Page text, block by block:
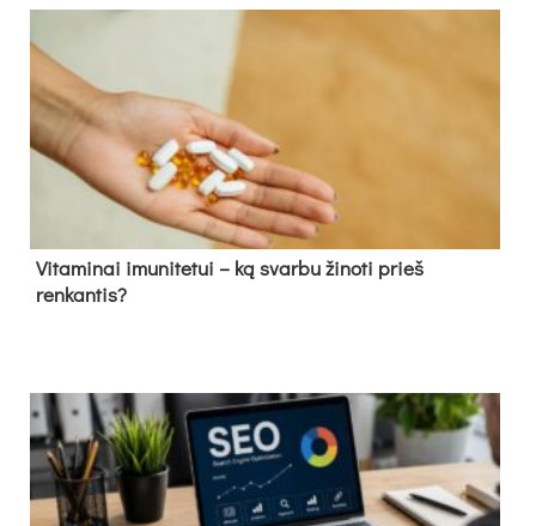
Vitaminai imunitetui – ką svarbu žinoti prieš
renkantis?